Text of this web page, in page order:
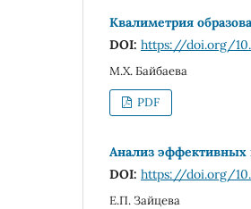
Квалиметрия
DOI: https://doi.org/
М.Х. Байбаева
PDF
Анализ
DOI: https://doi.org/
Е.П. Зайцева